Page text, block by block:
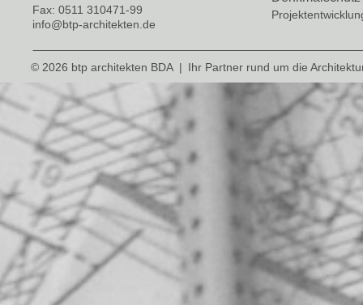
Fax: 0511 310471-99
info@btp-architekten.de
© 2026 btp architekten BDA | Ihr Partner rund um die